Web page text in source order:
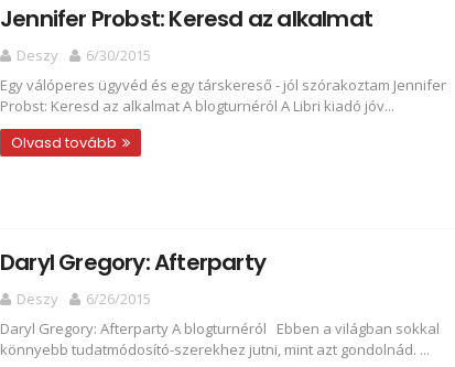
Jennifer Probst: Keresd az alkalmat
Deszy
6/30/2015
Egy válóperes ügyvéd és egy társkereső - jól szórakoztam Jennifer
Probst: Keresd az alkalmat A blogturnéról A Libri kiadó jóv...
Olvasd tovább
Daryl Gregory: Afterparty
Deszy
6/26/2015
Daryl Gregory: Afterparty A blogturnéról Ebben a világban sokkal
könnyebb tudatmódosító-szerekhez jutni, mint azt gondolnád. ...